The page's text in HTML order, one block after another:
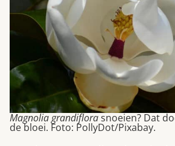
Magnolia grandiflorasnoeien? Dat
de bloei. Foto: PollyDot/Pixabay.